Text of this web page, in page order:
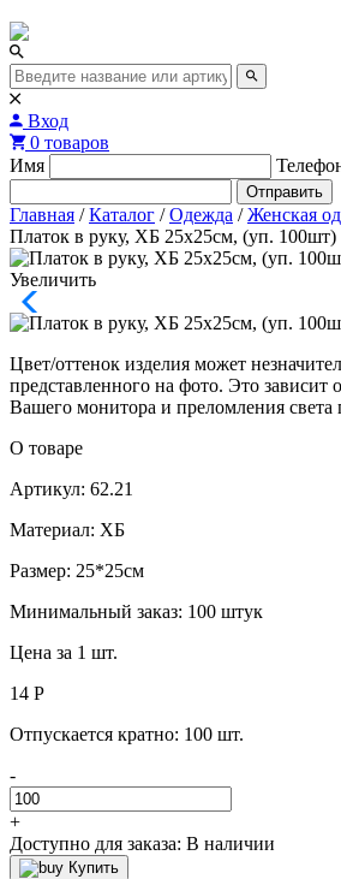
Вход
0 товаров
Имя
Отправить
Главная / Каталог / Одежда / Женская
Платок в руку, ХБ 25х25см, (уп. 100шт)
Увеличить
Цвет/оттенок изделия может
представленного на фото. Это зависит
Вашего монитора и преломления света
О товаре
Артикул: 62.21
Материал: ХБ
Размер: 25*25см
Минимальный заказ: 100 штук
Цена за 1 шт.
14 Р
Отпускается кратно: 100 шт.
-
+
Доступно для заказа: В наличии
Купить